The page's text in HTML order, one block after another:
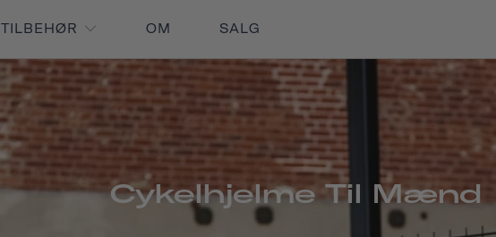
TILBEHØR OM SALG
Cykelhjelme Til Mænd